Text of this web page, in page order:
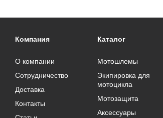
Компания
О компании
Сотрудничество
Доставка
Контакты
Каталог
Мотошлемы
Экипировка для
мотоцикла
Мотозащита
Аксессуары